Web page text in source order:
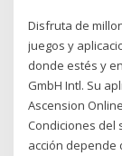
Disfruta de
juegos y
donde estés y
GmbH Intl. Su
Ascension
Condiciones del
acción depende